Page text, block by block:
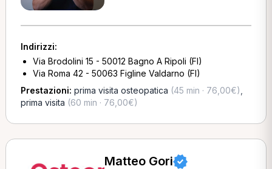
Indirizzi:
Via Brodolini 15 - 50012 Bagno A Ripoli (FI)
Via Roma 42 - 50063 Figline Valdarno (FI)
Prestazioni: prima visita osteopatica (45 min · 76,00€)
prima visita (60 min · 76,00€)
Matteo Gori